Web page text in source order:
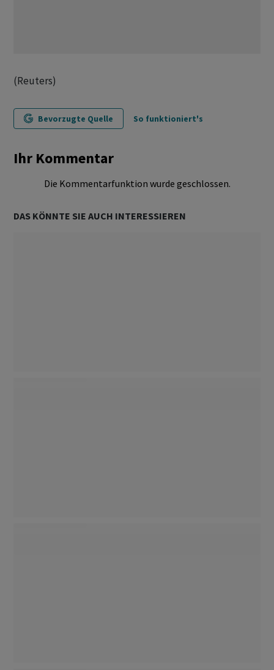
(Reuters)
Bevorzugte Quelle So funktioniert's
Ihr Kommentar
Die Kommentarfunktion wurde geschlossen.
DAS KÖNNTE SIE AUCH INTERESSIEREN